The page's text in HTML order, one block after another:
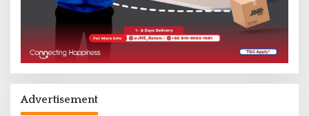
Advertisement